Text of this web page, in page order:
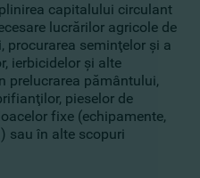
capitalului circulant
lucrărilor agricole de
procurarea seminţelor şi a
ierbicidelor şi alte
prelucrarea pământului,
pieselor de
fixe (echipamente,
sau în alte scopuri